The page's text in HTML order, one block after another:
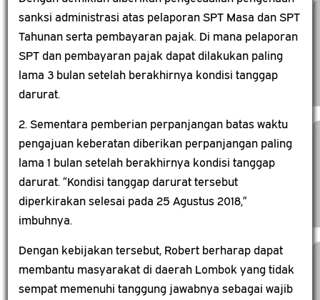
sanksi administrasi atas pelaporan SPT Masa dan SPT
Tahunan serta pembayaran pajak. Di mana pelaporan
SPT dan pembayaran pajak dapat dilakukan paling
lama 3 bulan setelah berakhirnya kondisi tanggap
darurat.
2. Sementara pemberian perpanjangan batas waktu
pengajuan keberatan diberikan perpanjangan paling
lama 1 bulan setelah berakhirnya kondisi tanggap
darurat. “Kondisi tanggap darurat tersebut
diperkirakan selesai pada 25 Agustus 2018,”
imbuhnya.
Dengan kebijakan tersebut, Robert berharap dapat
membantu masyarakat di daerah Lombok yang tidak
sempat memenuhi tanggung jawabnya sebagai wajib